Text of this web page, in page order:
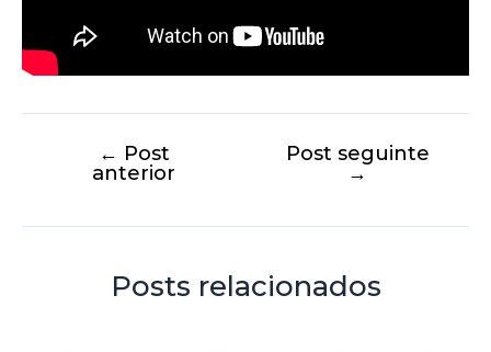
← Post
anterior
Post seguinte
→
Posts relacionados